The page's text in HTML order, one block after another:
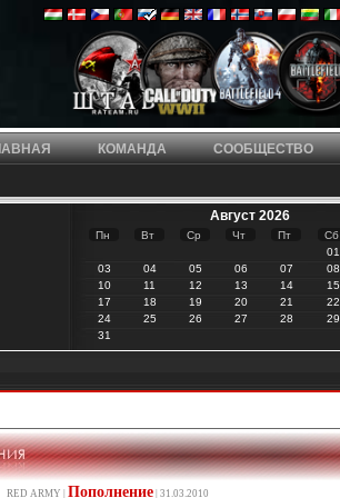
КОМАНДА СООБЩЕСТВО
Август 2026
Пн Вт Ср Чт Пт Сб
01
03
04 05 06 07 08
10
11 12 13 14 15
17
18 19 20 21 22
24
25 26 27 28 29
31
RED ARMY | Пополнение | 31.03.2010